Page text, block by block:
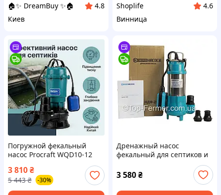
🏠✨ DreamBuy ✨🏠
4.8
Киев
Shoplife
4.6
Винница
Погружной фекальный
насос Procraft WQD10-12
септиков с напором 12 м
надежный помощник для
регулярных работ
3 810₴
5 443 ₴ -30%
Дренажный насос
фекальный для септиков и
выгребных ям Энергонасос
НДФ 250 с поплавком, 0,25
кВт, Польша
3 580₴